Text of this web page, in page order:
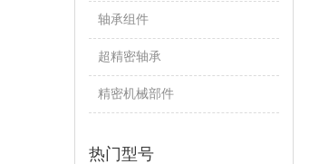
轴承组件
超精密轴承
精密机械部件
热门型号